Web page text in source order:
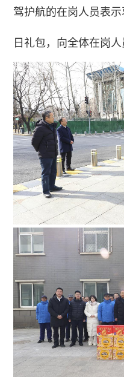
驾护航的在岗人员表
日礼包，向全体在岗人